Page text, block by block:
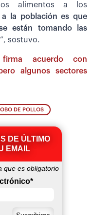
alimentos a los
la población es que
están tomando las
”, sostuvo.
acuerdo con
algunos sectores
DE POLLOS
DE ÚLTIMO
EMAIL
que es obligatorio
*